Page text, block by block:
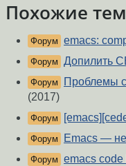
Похожие
Форум emacs:
Форум Допилить
Форум
Проблемы
(2017)
Форум
Форум Emacs —
Форум emacs code